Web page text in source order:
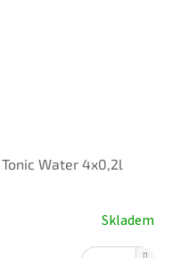
Water 4x0,2l
Skladem